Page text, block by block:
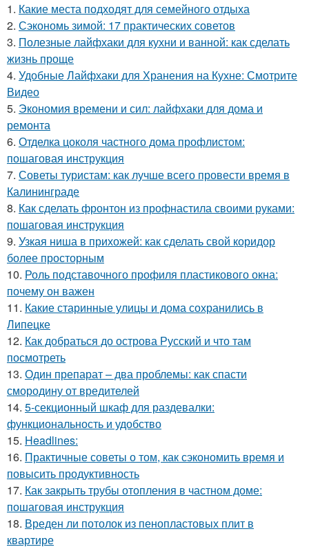
1. Какие места подходят для семейного отдыха
2. Сэкономь зимой: 17 практических советов
3. Полезные лайфхаки для кухни и ванной: как сделать
жизнь проще
4. Удобные Лайфхаки для Хранения на Кухне: Смотрите
Видео
5. Экономия времени и сил: лайфхаки для дома и
ремонта
6. Отделка цоколя частного дома профлистом:
пошаговая инструкция
7. Советы туристам: как лучше всего провести время в
Калининграде
8. Как сделать фронтон из профнастила своими руками:
пошаговая инструкция
9. Узкая ниша в прихожей: как сделать свой коридор
более просторным
10. Роль подставочного профиля пластикового окна:
почему он важен
11. Какие старинные улицы и дома сохранились в
Липецке
12. Как добраться до острова Русский и что там
посмотреть
13. Один препарат – два проблемы: как спасти
смородину от вредителей
14. 5-секционный шкаф для раздевалки:
функциональность и удобство
15. Headlines:
16. Практичные советы о том, как сэкономить время и
повысить продуктивность
17. Как закрыть трубы отопления в частном доме:
пошаговая инструкция
18. Вреден ли потолок из пенопластовых плит в
квартире